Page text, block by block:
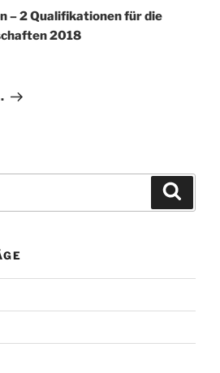
– 2 Qualifikationen für die
2018